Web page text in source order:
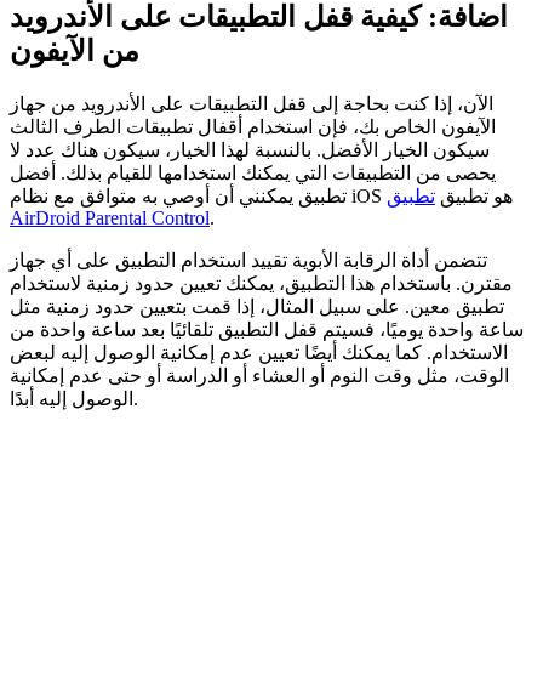
اضافة: كيفية قفل التطبيقات على الأندرويد
من الآيفون
الآن، إذا كنت بحاجة إلى قفل التطبيقات على الأندرويد من جهاز
الآيفون الخاص بك، فإن استخدام أقفال تطبيقات الطرف الثالث
سيكون الخيار الأفضل. بالنسبة لهذا الخيار، سيكون هناك عدد لا
يحصى من التطبيقات التي يمكنك استخدامها للقيام بذلك. أفضل
تطبيق يمكنني أن أوصي به متوافق مع نظام iOS هو تطبيق تطبيق
AirDroid Parental Control.
تتضمن أداة الرقابة الأبوية تقييد استخدام التطبيق على أي جهاز
مقترن. باستخدام هذا التطبيق، يمكنك تعيين حدود زمنية لاستخدام
تطبيق معين. على سبيل المثال، إذا قمت بتعيين حدود زمنية مثل
ساعة واحدة يوميًا، فسيتم قفل التطبيق تلقائيًا بعد ساعة واحدة من
الاستخدام. كما يمكنك أيضًا تعيين عدم إمكانية الوصول إليه لبعض
الوقت، مثل وقت النوم أو العشاء أو الدراسة أو حتى عدم إمكانية
الوصول إليه أبدًا.